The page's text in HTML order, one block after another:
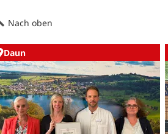
Nach oben
Daun